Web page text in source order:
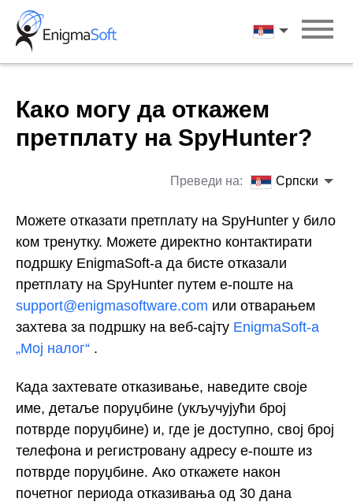
Skip
content
Српски
Како могу да откажем
претплату на SpyHunter?
Преведи на: Српски
Можете отказати претплату на SpyHunter у било
ком тренутку. Можете директно контактирати
подршку EnigmaSoft-а да бисте отказали
претплату на SpyHunter путем е-поште на
support@enigmasoftware.com или отварањем
захтева за подршку на веб-сајту EnigmaSoft-а
„Мој налог“ .
Када захтевате отказивање, наведите своје
име, детаље поруџбине (укључујући број
потврде поруџбине) и, где је доступно, свој број
телефона и регистровану адресу е-поште из
потврде поруџбине. Ако откажете након
почетног периода отказивања од 30 дана